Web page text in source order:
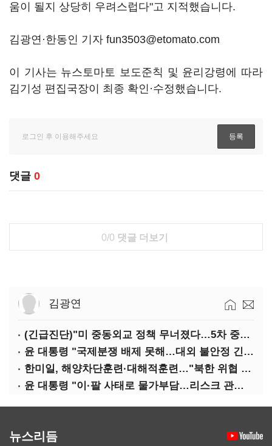
움이 될지 상당히 우려스럽다"고 지적했습니다.
김광연·한동인 기자 fun3503@etomato.com
이 기사는 뉴스토마토 보도준칙 및 윤리강령에 따라
김기성 편집국장이 최종 확인·수정했습니다.
댓글 0
0/0 댓글 더보기
김광연
(긴급진단)"미 중동외교 정책 무너졌다…5차 중동전 가능성은 낮아"
윤 대통령 "국제분쟁 배제 못해…대외 불안정 긴밀대응"
한미일, 해양차단훈련·대해적훈련…"북한 위협 억제"
윤 대통령 "이·팔 사태로 물가부담…리스크 관리 만전 기해야"
뉴스리듬